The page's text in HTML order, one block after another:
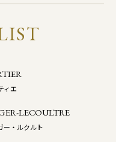
ィエ
LECOULTRE
ー・ルクルト